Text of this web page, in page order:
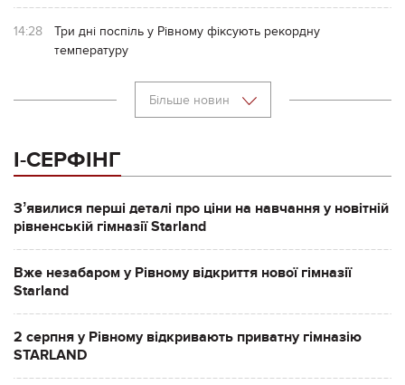
14:28
Три дні поспіль у Рівному фіксують рекордну
температуру
Більше новин
І-СЕРФІНГ
Зʼявилися перші деталі про ціни на навчання у новітній
рівненській гімназії Starland
Вже незабаром у Рівному відкриття нової гімназії
Starland
2 серпня у Рівному відкривають приватну гімназію
STARLAND